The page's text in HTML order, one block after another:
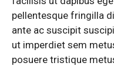
pellentesque fringilla
ante ac suscipit
ut imperdiet sem
posuere tristique